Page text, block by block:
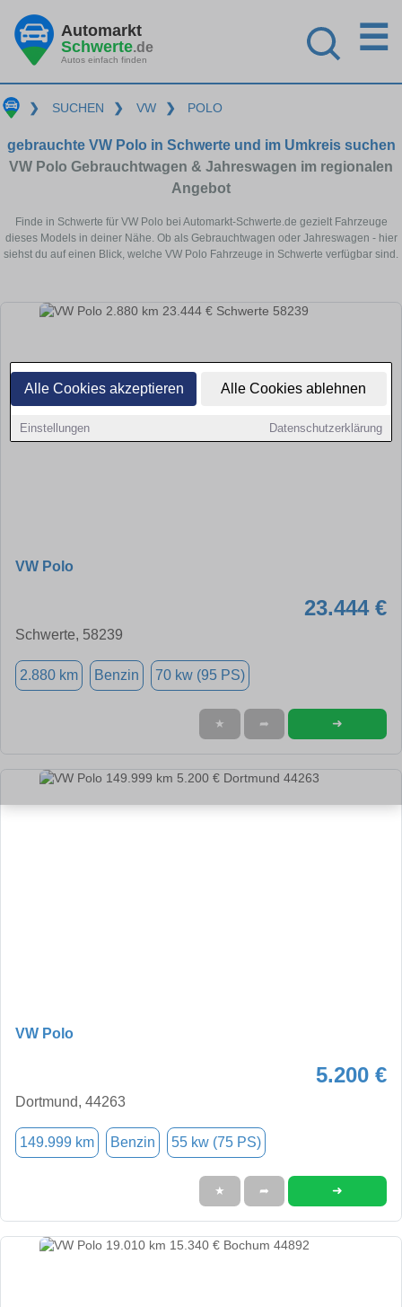
Alle Cookies akzeptieren Alle Cookies ablehnen
Einstellungen Datenschutzerklärung
Automarkt
Schwerte.de
Autos einfach finden
☰
❯ SUCHEN ❯ VW ❯ POLO
gebrauchte VW Polo in Schwerte und im Umkreis suchen
VW Polo Gebrauchtwagen & Jahreswagen im regionalen
Angebot
Finde in Schwerte für VW Polo bei Automarkt-Schwerte.de gezielt Fahrzeuge
dieses Models in deiner Nähe. Ob als Gebrauchtwagen oder Jahreswagen - hier
siehst du auf einen Blick, welche VW Polo Fahrzeuge in Schwerte verfügbar sind.
VW Polo
23.444 €
Schwerte, 58239
2.880 km Benzin 70 kw (95 PS)
★ ➦ ➜
VW Polo
5.200 €
Dortmund, 44263
149.999 km Benzin 55 kw (75 PS)
★ ➦ ➜